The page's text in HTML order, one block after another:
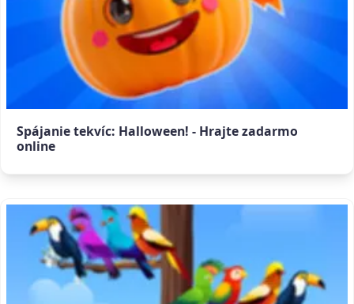
Spájanie tekvíc: Halloween! - Hrajte zadarmo
online